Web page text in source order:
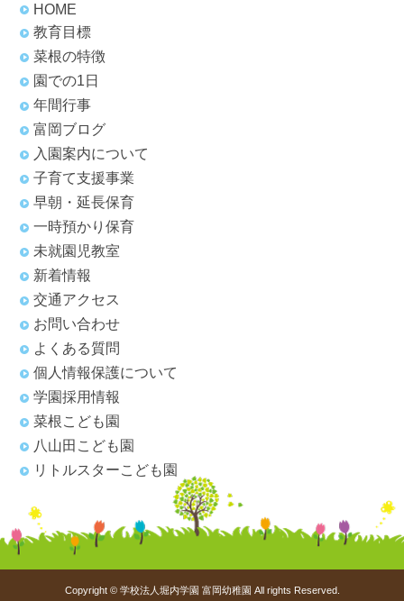
HOME
教育目標
菜根の特徴
園での1日
年間行事
富岡ブログ
入園案内について
子育て支援事業
早朝・延長保育
一時預かり保育
未就園児教室
新着情報
交通アクセス
お問い合わせ
よくある質問
個人情報保護について
学園採用情報
菜根こども園
八山田こども園
リトルスターこども園
Copyright © 学校法人堀内学園 富岡幼稚園 All rights Reserved.